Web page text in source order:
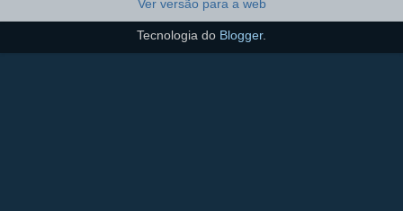
Ver versão para a web
Tecnologia do Blogger.